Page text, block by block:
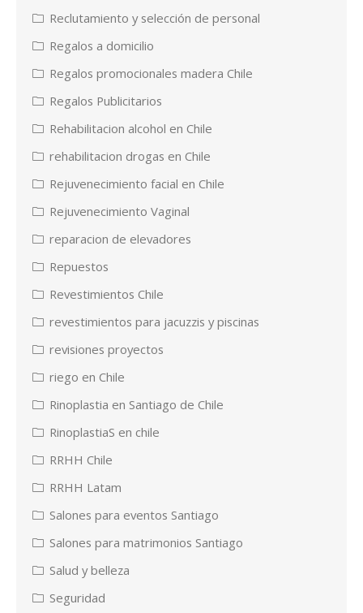
Reclutamiento y selección de personal
Regalos a domicilio
Regalos promocionales madera Chile
Regalos Publicitarios
Rehabilitacion alcohol en Chile
rehabilitacion drogas en Chile
Rejuvenecimiento facial en Chile
Rejuvenecimiento Vaginal
reparacion de elevadores
Repuestos
Revestimientos Chile
revestimientos para jacuzzis y piscinas
revisiones proyectos
riego en Chile
Rinoplastia en Santiago de Chile
RinoplastiaS en chile
RRHH Chile
RRHH Latam
Salones para eventos Santiago
Salones para matrimonios Santiago
Salud y belleza
Seguridad